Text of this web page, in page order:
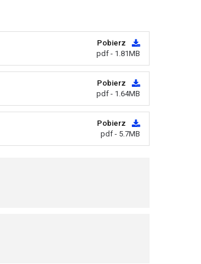
Pobierz
pdf - 1.81MB
Pobierz
pdf - 1.64MB
Pobierz
pdf - 5.7MB